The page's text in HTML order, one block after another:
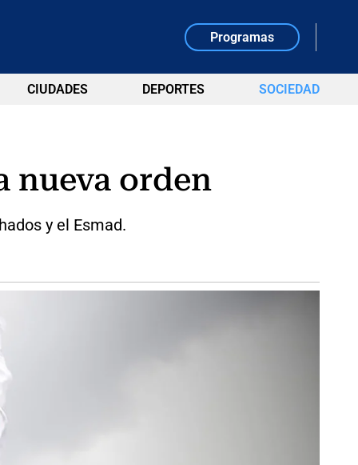
Programas
CIUDADES DEPORTES SOCIEDAD
nueva orden
y el Esmad.